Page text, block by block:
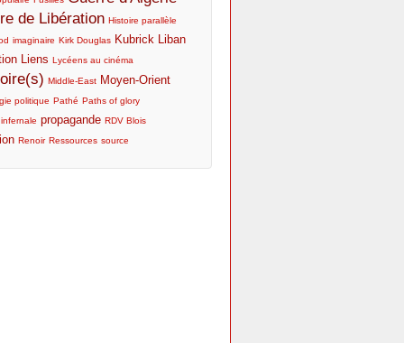
de Libération Histoire parallèle
imaginaire Kirk Douglas Kubrick
Liban
Liens Lycéens au cinéma
Middle-East Moyen-Orient
politique Pathé Paths of glory
propagande RDV Blois
Renoir Ressources source